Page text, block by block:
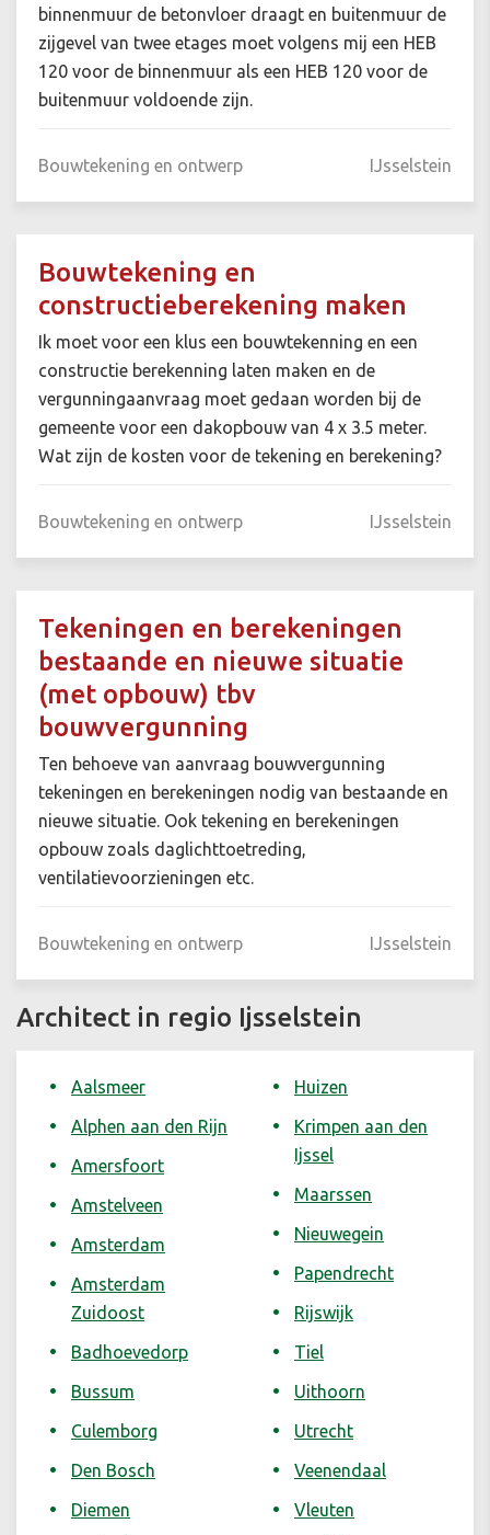
binnenmuur de betonvloer draagt en buitenmuur de
zijgevel van twee etages moet volgens mij een HEB
120 voor de binnenmuur als een HEB 120 voor de
buitenmuur voldoende zijn.
Bouwtekening en ontwerp IJsselstein
Bouwtekening en
constructieberekening maken
Ik moet voor een klus een bouwtekenning en een
constructie berekenning laten maken en de
vergunningaanvraag moet gedaan worden bij de
gemeente voor een dakopbouw van 4 x 3.5 meter.
Wat zijn de kosten voor de tekening en berekening?
Bouwtekening en ontwerp IJsselstein
Tekeningen en berekeningen
bestaande en nieuwe situatie
(met opbouw) tbv
bouwvergunning
Ten behoeve van aanvraag bouwvergunning
tekeningen en berekeningen nodig van bestaande en
nieuwe situatie. Ook tekening en berekeningen
opbouw zoals daglichttoetreding,
ventilatievoorzieningen etc.
Bouwtekening en ontwerp IJsselstein
Architect in regio Ijsselstein
Aalsmeer
Alphen aan den Rijn
Amersfoort
Amstelveen
Amsterdam
Amsterdam
Zuidoost
Badhoevedorp
Bussum
Culemborg
Den Bosch
Diemen
Huizen
Krimpen aan den
Ijssel
Maarssen
Nieuwegein
Papendrecht
Rijswijk
Tiel
Uithoorn
Utrecht
Veenendaal
Vleuten